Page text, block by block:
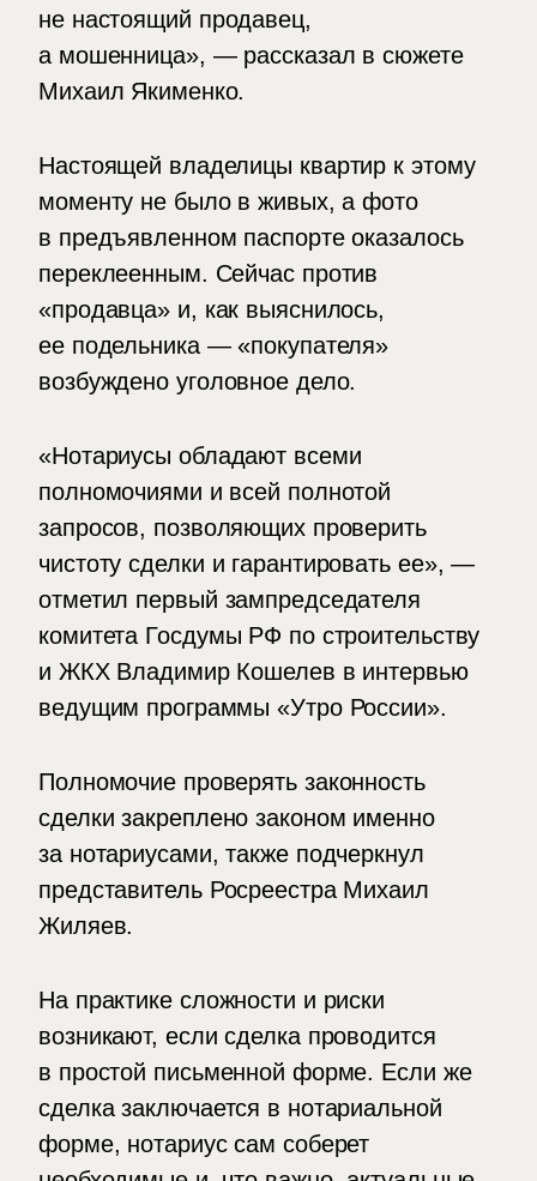
не настоящий продавец,
а мошенница», — рассказал в сюжете
Михаил Якименко.
Настоящей владелицы квартир к этому
моменту не было в живых, а фото
в предъявленном паспорте оказалось
переклеенным. Сейчас против
«продавца» и, как выяснилось,
ее подельника — «покупателя»
возбуждено уголовное дело.
«Нотариусы обладают всеми
полномочиями и всей полнотой
запросов, позволяющих проверить
чистоту сделки и гарантировать ее», —
отметил первый зампредседателя
комитета Госдумы РФ по строительству
и ЖКХ Владимир Кошелев в интервью
ведущим программы «Утро России».
Полномочие проверять законность
сделки закреплено законом именно
за нотариусами, также подчеркнул
представитель Росреестра Михаил
Жиляев.
На практике сложности и риски
возникают, если сделка проводится
в простой письменной форме. Если же
сделка заключается в нотариальной
форме, нотариус сам соберет